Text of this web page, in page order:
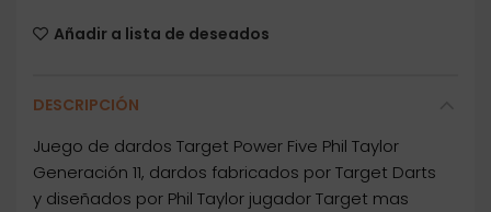
Añadir a lista de deseados
DESCRIPCIÓN
Juego de dardos Target Power Five Phil Taylor
Generación 11, dardos fabricados por Target Darts
y diseñados por Phil Taylor jugador Target mas